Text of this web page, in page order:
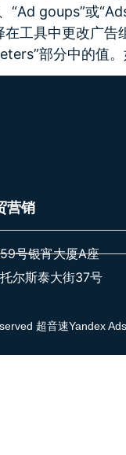
“Ad goups”或
工具中更改广
部分中的值
营销
号银宵大厦A座
尔斯泰大街37号
超音速Yandex Ads.